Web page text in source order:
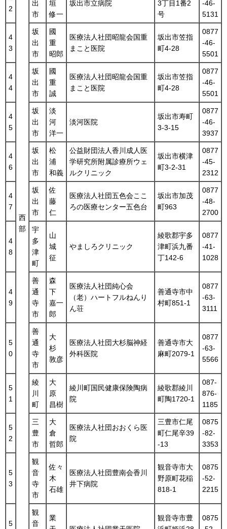
西
部
2
出
市
垣
修一
坂出市立病院
3丁目1番2
号
-46-
5131
4
3
坂
出
市
國
重
昭郎
医療法人社団昭龍会国重
まこと医院
坂出市笠指
町4-28
0877
-46-
5501
4
4
坂
出
市
國
重
誠
医療法人社団昭龍会国重
まこと医院
坂出市笠指
町4-28
0877
-46-
5501
4
5
坂
出
市
淡
河
洋一
淡河医院
坂出市寿町
3-3-15
0877
-46-
3937
4
6
坂
出
市
松
浦
和義
公益財団法人香川成人医
学研究所附属診療所ウェ
ルクリニック
坂出市横津
町3-2-31
0877
-45-
2312
4
7
坂
出
市
佐
藤
仁
医療法人社団五色会ここ
ろの医療センター五色台
坂出市加茂
町963
0877
-48-
2700
4
8
宇
多
津
町
山
城
征
やましろクリニック
綾歌郡宇多
津町浜九番
丁142-6
0877
-41-
1028
4
9
善
通
寺
市
森
下
嘉一
郎
医療法人社団純心会
（老）ハートフルねんり
ん荘
善通寺市中
村町851-1
0877
-63-
3111
5
0
善
通
寺
市
大
杉
敦彦
医療法人社団大杉脳神経
外科医院
善通寺市大
麻町2079-1
0877
-63-
5566
5
1
綾
川
町
大
原
昌樹
綾川町国民健康保険陶病
院
綾歌郡綾川
町陶1720-1
087-
876-
1185
5
2
三
豊
市
大
倉
哲郎
医療法人社団おおくら医
院
三豊市仁尾
町仁尾辛39
-13
0875
-82-
3353
5
3
観
音
寺
市
佐々
木
石雄
医療法人社団豊南会香川
井下病院
観音寺市大
野原町花稲
818-1
0875
-52-
2215
5
観
音
業
観音寺市豊
0875